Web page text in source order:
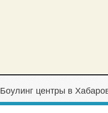
Боулинг центры в